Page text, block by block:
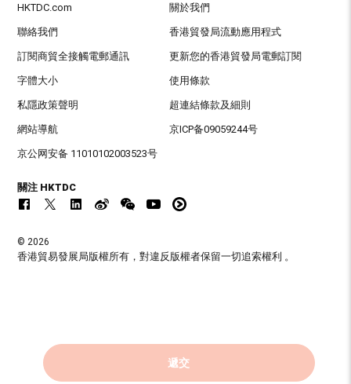
遞交
HKTDC.com 關於我們
聯絡我們 香港貿發局流動應用程式
訂閱商貿全接觸電郵通訊 更新您的香港貿發局電郵訂閱
字體大小 使用條款
私隱政策聲明 超連結條款及細則
網站導航 京ICP备09059244号
京公网安备 11010102003523号
關注 HKTDC
© 2026
香港貿易發展局版權所有，對違反版權者保留一切追索權利 。